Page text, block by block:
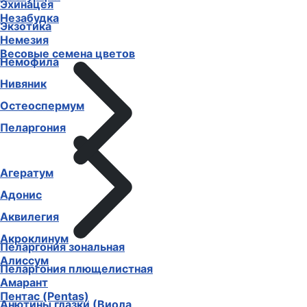
Незабудка
Немезия
Немофила
Нивяник
Остеоспермум
Пеларгония
Пеларгония зональная
Пеларгония плющелистная
Пентас (Pentas)
Эхинацея
Экзотика
Весовые семена цветов
Агератум
Адонис
Аквилегия
Акроклинум
Алиссум
Амарант
Анютины глазки (Виола